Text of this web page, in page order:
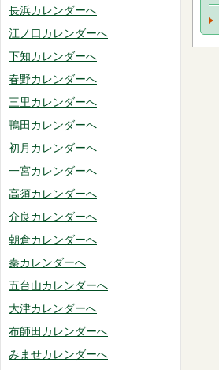
長浜カレンダーへ
江ノ口カレンダーへ
下知カレンダーへ
春野カレンダーへ
三里カレンダーへ
鴨田カレンダーへ
初月カレンダーへ
一宮カレンダーへ
高須カレンダーへ
介良カレンダーへ
朝倉カレンダーへ
秦カレンダーへ
五台山カレンダーへ
大津カレンダーへ
布師田カレンダーへ
みませカレンダーへ